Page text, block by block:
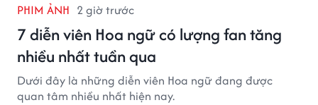
PHIM ẢNH 2 giờ trước
7 diễn viên Hoa ngữ có lượng fan tăng
nhiều nhất tuần qua
Dưới đây là những diễn viên Hoa ngữ đang được
quan tâm nhiều nhất hiện nay.